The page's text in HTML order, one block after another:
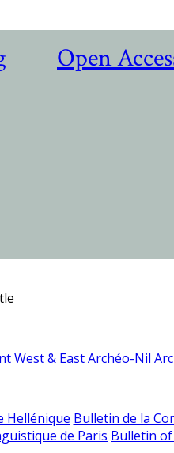
Open
West & EastArchéo-Nil
Hellénique Bulletin de la
de Paris Bulletin